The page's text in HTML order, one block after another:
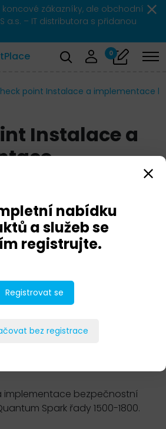
zákazníky, ale obchodní
a.s. – IT distributora s přidanou
0
point Instalace a implementace
Instalace a
implementace bezpečnostní
Spark řady 1500-1800.
nabídku
a služeb se
registrujte.
Registrovat se
bez registrace